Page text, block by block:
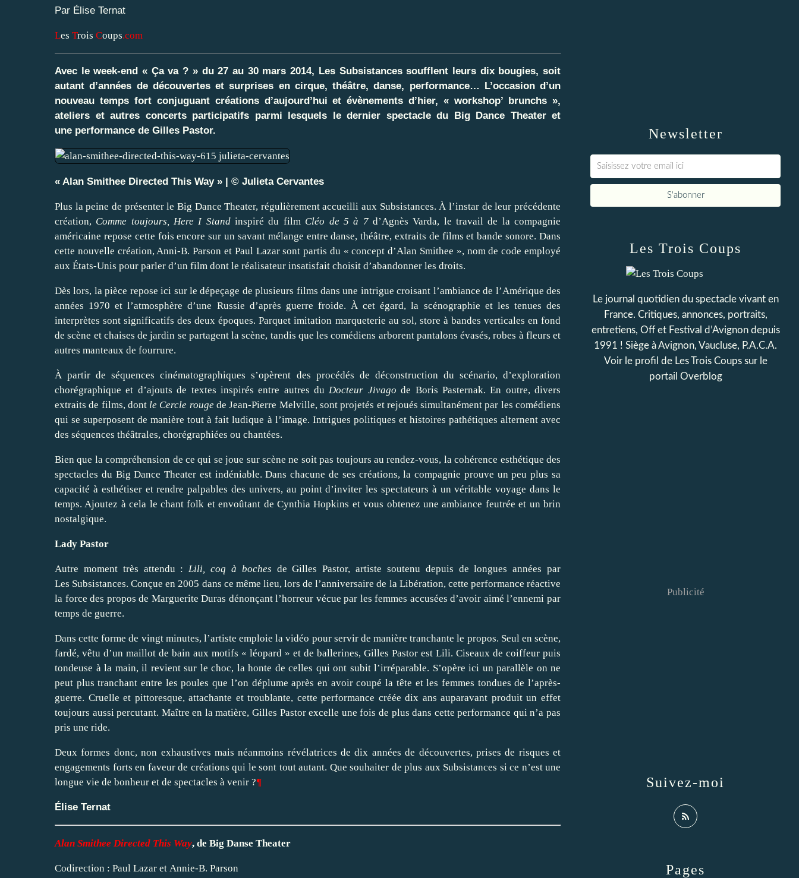
Par Élise Ternat
Les Trois Coups.com
Avec le week-end « Ça va ? » du 27 au 30 mars 2014, Les Subsistances soufflent leurs dix bougies, soit
autant d’années de découvertes et surprises en cirque, théâtre, danse, performance… L’occasion d’un
nouveau temps fort conjuguant créations d’aujourd’hui et évènements d’hier, « workshop’ brunchs »,
ateliers et autres concerts participatifs parmi lesquels le dernier spectacle du Big Dance Theater et
une performance de Gilles Pastor.
« Alan Smithee Directed This Way » | © Julieta Cervantes
Plus la peine de présenter le Big Dance Theater, régulièrement accueilli aux Subsistances. À l’instar de leur précédente
création, Comme toujours, Here I Standinspiré du film Cléo de 5 à 7d’Agnès Varda, le travail de la compagnie
américaine repose cette fois encore sur un savant mélange entre danse, théâtre, extraits de films et bande sonore. Dans
cette nouvelle création, Anni-B. Parson et Paul Lazar sont partis du « concept d’Alan Smithee », nom de code employé
aux États-Unis pour parler d’un film dont le réalisateur insatisfait choisit d’abandonner les droits.
Dès lors, la pièce repose ici sur le dépeçage de plusieurs films dans une intrigue croisant l’ambiance de l’Amérique des
années 1970 et l’atmosphère d’une Russie d’après guerre froide. À cet égard, la scénographie et les tenues des
interprètes sont significatifs des deux époques. Parquet imitation marqueterie au sol, store à bandes verticales en fond
de scène et chaises de jardin se partagent la scène, tandis que les comédiens arborent pantalons évasés, robes à fleurs et
autres manteaux de fourrure.
À partir de séquences cinématographiques s’opèrent des procédés de déconstruction du scénario, d’exploration
chorégraphique et d’ajouts de textes inspirés entre autres du Docteur Jivago de Boris Pasternak. En outre, divers
extraits de films, dont le Cercle rouge de Jean‑Pierre Melville, sont projetés et rejoués simultanément par les comédiens
qui se superposent de manière tout à fait ludique à l’image. Intrigues politiques et histoires pathétiques alternent avec
des séquences théâtrales, chorégraphiées ou chantées.
Bien que la compréhension de ce qui se joue sur scène ne soit pas toujours au rendez-vous, la cohérence esthétique des
spectacles du Big Dance Theater est indéniable. Dans chacune de ses créations, la compagnie prouve un peu plus sa
capacité à esthétiser et rendre palpables des univers, au point d’inviter les spectateurs à un véritable voyage dans le
temps. Ajoutez à cela le chant folk et envoûtant de Cynthia Hopkins et vous obtenez une ambiance feutrée et un brin
nostalgique.
Lady Pastor
Autre moment très attendu : Lili, coq à boches de Gilles Pastor, artiste soutenu depuis de longues années par
Les Subsistances. Conçue en 2005 dans ce même lieu, lors de l’anniversaire de la Libération, cette performance réactive
la force des propos de Marguerite Duras dénonçant l’horreur vécue par les femmes accusées d’avoir aimé l’ennemi par
temps de guerre.
Dans cette forme de vingt minutes, l’artiste emploie la vidéo pour servir de manière tranchante le propos. Seul en scène,
fardé, vêtu d’un maillot de bain aux motifs « léopard » et de ballerines, Gilles Pastor est Lili. Ciseaux de coiffeur puis
tondeuse à la main, il revient sur le choc, la honte de celles qui ont subit l’irréparable. S’opère ici un parallèle on ne
peut plus tranchant entre les poules que l’on déplume après en avoir coupé la tête et les femmes tondues de l’après-
guerre. Cruelle et pittoresque, attachante et troublante, cette performance créée dix ans auparavant produit un effet
toujours aussi percutant. Maître en la matière, Gilles Pastor excelle une fois de plus dans cette performance qui n’a pas
pris une ride.
Deux formes donc, non exhaustives mais néanmoins révélatrices de dix années de découvertes, prises de risques et
engagements forts en faveur de créations qui le sont tout autant. Que souhaiter de plus aux Subsistances si ce n’est une
longue vie de bonheur et de spectacles à venir ?¶
Élise Ternat
Alan Smithee Directed This Way, de Big Danse Theater
Codirection : Paul Lazar et Annie-B. Parson
Newsletter
Pages
Les Trois Coups
Le journal quotidien du spectacle vivant en
France. Critiques, annonces, portraits,
entretiens, Off et Festival d’Avignon depuis
1991 ! Siège à Avignon, Vaucluse, P.A.C.A.
Voir le profil de Les Trois Coupssur le
portail Overblog
Suivez-moi
Publicité